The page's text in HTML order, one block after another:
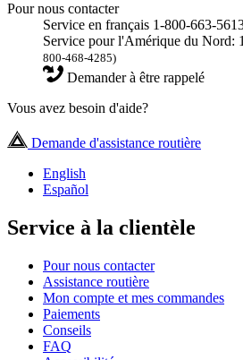
Pour nous contacter
Service en français 1-800-663-
Service pour l'Amérique du
800-468-4285)
Demander à être rappelé
Vous avez besoin d'aide?
Demande d'assistance routière
English
Español
Service à la clientèle
Pour nous contacter
Assistance routière
Mon compte et mes commandes
Paiements
Conseils
FAQ